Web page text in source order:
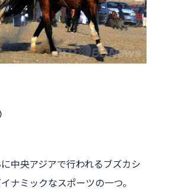
中央アジアで行われるブズカシ
ナミックなスポーツの一つ。